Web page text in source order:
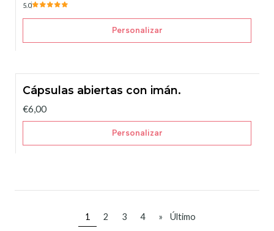
5.0
Personalizar
Cápsulas abiertas con imán.
€6,00
Personalizar
1 2 3 4 » Último